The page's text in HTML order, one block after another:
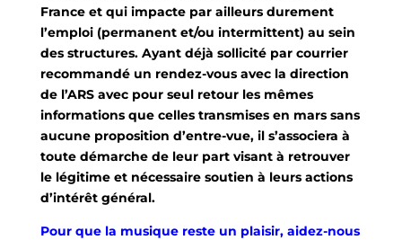
France et qui impacte par ailleurs durement
l’emploi (permanent et/ou intermittent) au sein
des structures. Ayant déjà sollicité par courrier
recommandé un rendez-vous avec la direction
de l’ARS avec pour seul retour les mêmes
informations que celles transmises en mars sans
aucune proposition d’entre-vue, il s’associera à
toute démarche de leur part visant à retrouver
le légitime et nécessaire soutien à leurs actions
d’intérêt général.
Pour que la musique reste un plaisir, aidez-nous